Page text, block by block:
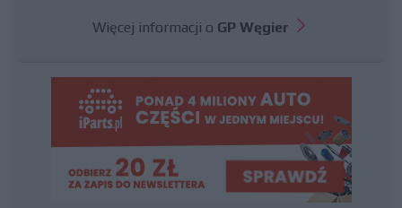
Więcej informacji o GP Węgier